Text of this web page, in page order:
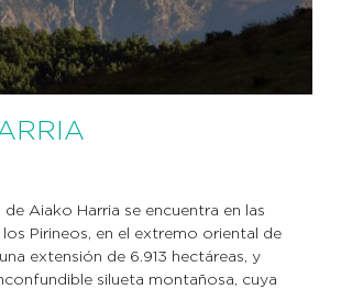
de Aiako Harria se encuentra en las
Pirineos, en el extremo oriental de
extensión de 6.913 hectáreas, y
silueta montañosa, cuya